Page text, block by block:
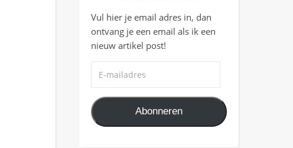
Vul hier je email adres in, dan
ontvang je een email als ik een
nieuw artikel post!
Abonneren